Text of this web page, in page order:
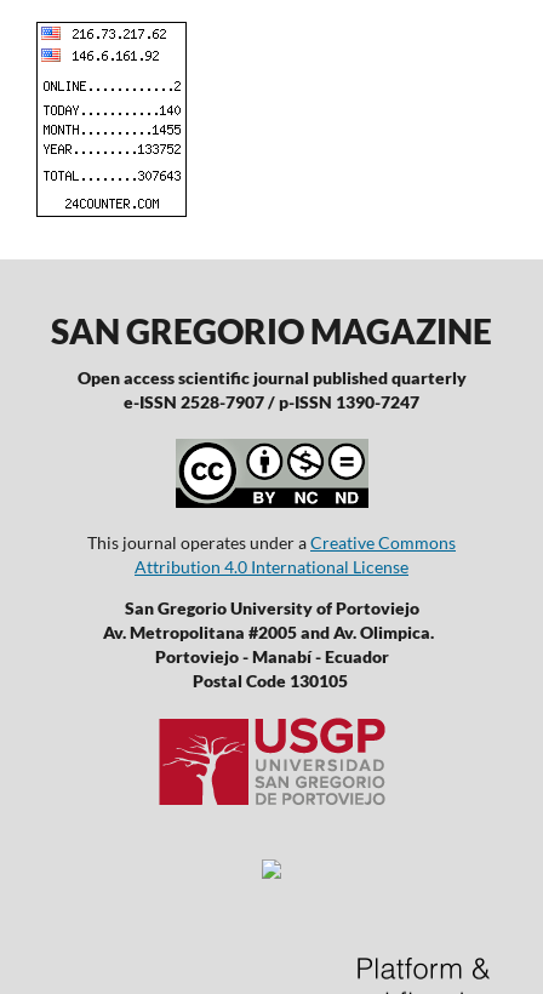
SAN GREGORIO MAGAZINE
Open access scientific journal published quarterly
e-ISSN 2528-7907 / p-ISSN 1390-7247
This journal operates under aCreative Commons
Attribution 4.0 International License
San Gregorio University of Portoviejo
Av. Metropolitana #2005 and Av. Olimpica.
Portoviejo - Manabí - Ecuador
Postal Code 130105